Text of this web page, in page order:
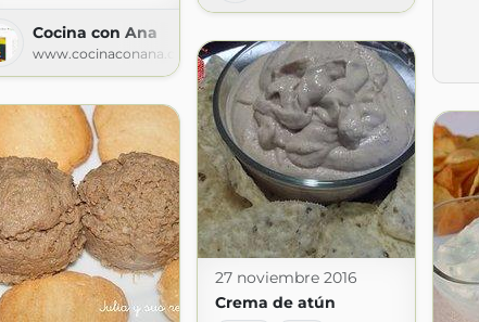
Cocina con Ana
www.cocinaconana.com
27 noviembre 2016
Crema de atún